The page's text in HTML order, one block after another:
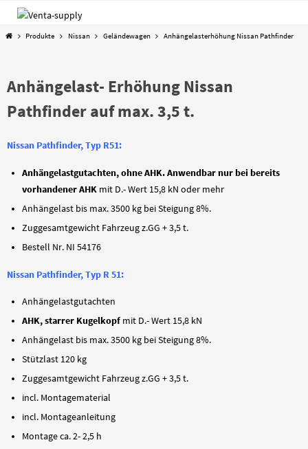
Zum
springen
StartProdukte Nissan Geländewagen Anhängelasterhöhung Nissan Pathfinder
Anhängelast- Erhöhung Nissan
Pathfinder auf max. 3,5 t.
Nissan Pathfinder, Typ R51:
Anhängelastgutachten, ohne AHK. Anwendbar nur bei bereits
vorhandener AHKmit D.- Wert 15,8 kN oder mehr
Anhängelast bis max. 3500 kg bei Steigung 8%.
Zuggesamtgewicht Fahrzeug z.GG + 3,5 t.
Bestell Nr. NI 54176
Nissan Pathfinder, Typ R 51:
Anhängelastgutachten
AHK, starrer Kugelkopfmit D.- Wert 15,8 kN
Anhängelast bis max. 3500 kg bei Steigung 8%.
Stützlast 120 kg
Zuggesamtgewicht Fahrzeug z.GG + 3,5 t.
incl. Montagematerial
incl. Montageanleitung
Montage ca. 2- 2,5 h